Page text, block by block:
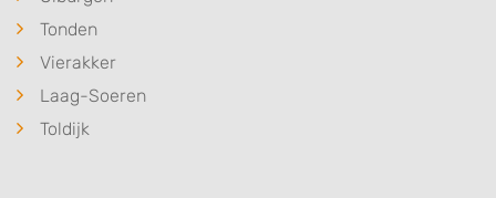
Tonden
Vierakker
Laag-Soeren
Toldijk